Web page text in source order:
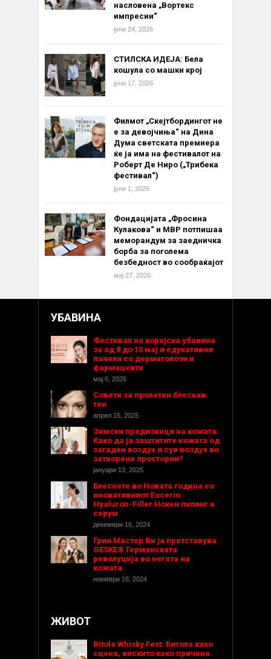
насловена „Вортекс
импресии“
јуни 24, 2026
СТИЛСКА ИДЕЈА: Бела
кошула со машки крој
јуни 17, 2026
Филмот „Скејтбордингот не
е за девојчиња“ на Дина
Дума светската премиера
ќе ја има на фестивалот на
Роберт Де Ниро („Трибека
фестивал“)
јуни 1, 2026
Фондацијата „Фросина
Кулакова“ и МВР потпишаа
меморандум за заедничка
борба за поголема
безбедност во сообраќајот
мај 27, 2026
УБАВИНА
Фестивал на корејска убавина
за од 8 до 10 мај и едукативни
панели со дерматолози и
фармацевти
мај 6, 2026
Совети за пролетен блескав
тен
април 15, 2025
Зимски предизвици на кожата:
Како да ја заштитите кожата од
загаден воздух и сув воздух во
затворени простории?
јануари 13, 2025
Блеснете во Новата година со
иновативниот Eucerin
Hyaluron-Filler Ноќен пилинг и
серум
декември 16, 2024
Грин Мастер Ви ја претставува
GESKE® Германската
револуција во негата на
кожата
ноември 18, 2024
ЖИВОТ
Bitola Whisky Fest: Битола како
сцена, вискито како причина